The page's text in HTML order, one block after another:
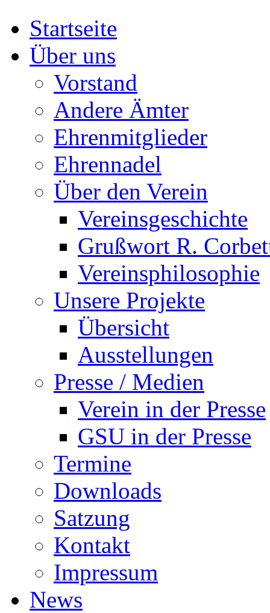
Startseite
Über uns
Vorstand
Andere Ämter
Ehrenmitglieder
Ehrennadel
Über den Verein
Vereinsgeschichte
Grußwort R.
Vereinsphilosophie
Unsere Projekte
Übersicht
Ausstellungen
Presse / Medien
Verein in der Presse
GSU in der Presse
Termine
Downloads
Satzung
Kontakt
Impressum
News